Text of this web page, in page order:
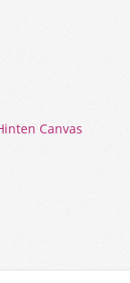
Canvas